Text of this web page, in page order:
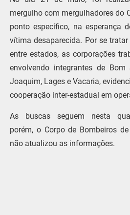
mergulho com mergulhadores do
ponto específico, na esperança
vítima desaparecida. Por se
entre estados, as corporações
envolvendo integrantes de
Joaquim, Lages e Vacaria,
cooperação inter-estadual em
As buscas seguem nesta
porém, o Corpo de Bombeiros
não atualizou as informações.